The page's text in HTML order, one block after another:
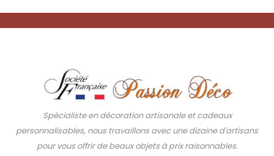
Spécialiste en décoration artisanale et cadeaux
personnalisables, nous travaillons avec une dizaine d'artisans
pour vous offrir de beaux objets à prix raisonnables.